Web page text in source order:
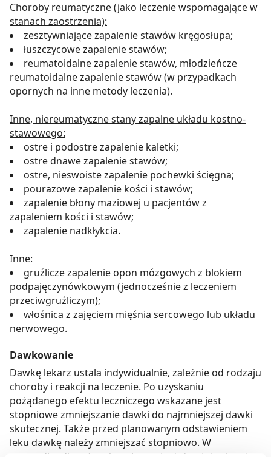
Choroby reumatyczne (jako leczenie wspomagające w
stanach zaostrzenia):
zesztywniające zapalenie stawów kręgosłupa;
łuszczycowe zapalenie stawów;
reumatoidalne zapalenie stawów, młodzieńcze
reumatoidalne zapalenie stawów (w przypadkach
opornych na inne metody leczenia).
Inne, niereumatyczne stany zapalne układu kostno-
stawowego:
ostre i podostre zapalenie kaletki;
ostre dnawe zapalenie stawów;
ostre, nieswoiste zapalenie pochewki ścięgna;
pourazowe zapalenie kości i stawów;
zapalenie błony maziowej u pacjentów z
zapaleniem kości i stawów;
zapalenie nadkłykcia.
Inne:
gruźlicze zapalenie opon mózgowych z blokiem
podpajęczynówkowym (jednocześnie z leczeniem
przeciwgruźliczym);
włośnica z zajęciem mięśnia sercowego lub układu
nerwowego.
Dawkowanie
Dawkę lekarz ustala indywidualnie, zależnie od rodzaju
choroby i reakcji na leczenie. Po uzyskaniu
pożądanego efektu leczniczego wskazane jest
stopniowe zmniejszanie dawki do najmniejszej dawki
skutecznej. Także przed planowanym odstawieniem
leku dawkę należy zmniejszać stopniowo. W